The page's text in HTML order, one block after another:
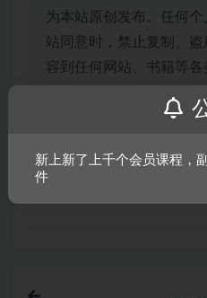
为本站原创发布。任何
站同意时，禁止复制、
容到任何网站、书籍等
新上新了上千个会员课程，
件